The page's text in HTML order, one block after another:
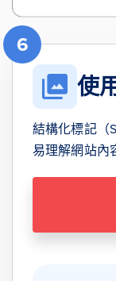
6
使
結構化標記（
易理解網站內